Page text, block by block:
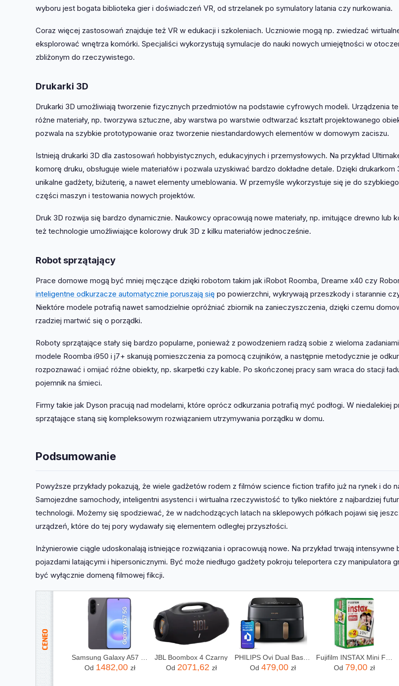
wyboru jest bogata biblioteka gier i doświadczeń VR, od strzelanek po symulatory latania czy nurkowania.
Coraz więcej zastosowań znajduje też VR w edukacji i szkoleniach. Uczniowie mogą np. zwiedzać
eksplorować wnętrza komórki. Specjaliści wykorzystują symulacje do nauki nowych umiejętności w
zbliżonym do rzeczywistego.
Drukarki 3D
Drukarki 3D umożliwiają tworzenie fizycznych przedmiotów na podstawie cyfrowych modeli. Urządzenia
różne materiały, np. tworzywa sztuczne, aby warstwa po warstwie odtwarzać kształt projektowanego
pozwala na szybkie prototypowanie oraz tworzenie niestandardowych elementów w domowym zaciszu.
Istnieją drukarki 3D dla zastosowań hobbyistycznych, edukacyjnych i przemysłowych. Na przykład
komorę druku, obsługuje wiele materiałów i pozwala uzyskiwać bardzo dokładne detale. Dzięki
unikalne gadżety, biżuterię, a nawet elementy umeblowania. W przemyśle wykorzystuje się je do
części maszyn i testowania nowych projektów.
Druk 3D rozwija się bardzo dynamicznie. Naukowcy opracowują nowe materiały, np. imitujące drewno lub
też technologie umożliwiające kolorowy druk 3D z kilku materiałów jednocześnie.
Robot sprzątający
Prace domowe mogą być mniej męczące dzięki robotom takim jak iRobot Roomba, Dreame x40 czy
inteligentne odkurzacze automatycznie poruszają się po powierzchni, wykrywają przeszkody i starannie
Niektóre modele potrafią nawet samodzielnie opróżniać zbiornik na zanieczyszczenia, dzięki czemu
rzadziej martwić się o porządki.
Roboty sprzątające stały się bardzo popularne, ponieważ z powodzeniem radzą sobie z wieloma
modele Roomba i950 i j7+ skanują pomieszczenia za pomocą czujników, a następnie metodycznie je
rozpoznawać i omijać różne obiekty, np. skarpetki czy kable. Po skończonej pracy sam wraca do stacji
pojemnik na śmieci.
Firmy takie jak Dyson pracują nad modelami, które oprócz odkurzania potrafią myć podłogi. W niedalekiej
sprzątające staną się kompleksowym rozwiązaniem utrzymywania porządku w domu.
Podsumowanie
Powyższe przykłady pokazują, że wiele gadżetów rodem z filmów science fiction trafiło już na rynek i do
Samojezdne samochody, inteligentni asystenci i wirtualna rzeczywistość to tylko niektóre z najbardziej
technologii. Możemy się spodziewać, że w nadchodzących latach na sklepowych półkach pojawi się
urządzeń, które do tej pory wydawały się elementem odległej przyszłości.
Inżynierowie ciągle udoskonalają istniejące rozwiązania i opracowują nowe. Na przykład trwają intensywne
pojazdami latającymi i hipersonicznymi. Być może niedługo gadżety pokroju teleportera czy manipulatora
być wyłącznie domeną filmowej fikcji.
Od 1482,00 zł
JBL Boombox 4 Czarny
Od 2071,62 zł
PHILIPS Ovi Dual Basket AirFryer NA352/00
Od 479,00 zł
Od 79,00 zł